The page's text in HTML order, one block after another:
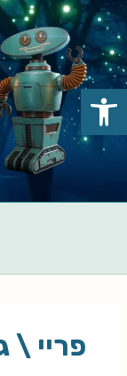
Skip
to
content
פריי \
פתח סרגל